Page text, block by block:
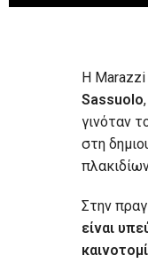
Η Marazzi
Sassuolo
γινόταν
στη
Στην
είναι